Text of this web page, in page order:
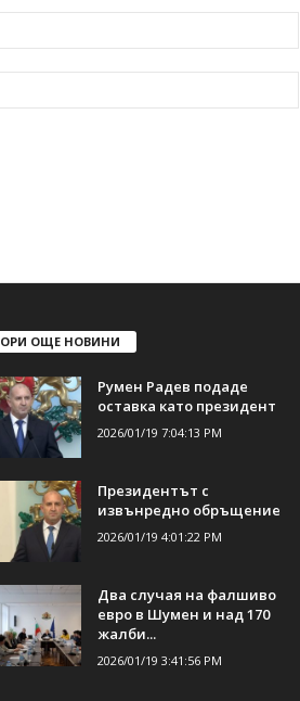
ОЩЕ НОВИНИ
Румен Радев подаде
оставка като президент
2026/01/19 7:04:13 PM
Президентът с
извънредно обръщение
2026/01/19 4:01:22 PM
Два случая на фалшиво
евро в Шумен и над 170
жалби...
2026/01/19 3:41:56 PM